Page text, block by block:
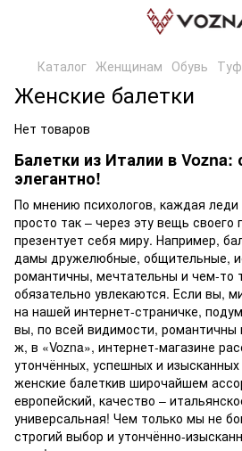
Каталог Женщинам Обувь
Женские балетки
Нет товаров
Балетки из Италии в Vozna:
элегантно!
По мнению психологов, каждая леди
просто так – через эту вещь своего
презентует себя миру. Например,
дамы дружелюбные, общительные,
романтичны, мечтательны и чем-то
обязательно увлекаются. Если вы,
на нашей интернет-страничке,
вы, по всей видимости, романтичны
ж, в «Vozna», интернет-магазине
утончённых, успешных и
женские балеткив широчайшем
европейский, качество –
универсальная! Чем только мы не
строгий выбор и утончённо-